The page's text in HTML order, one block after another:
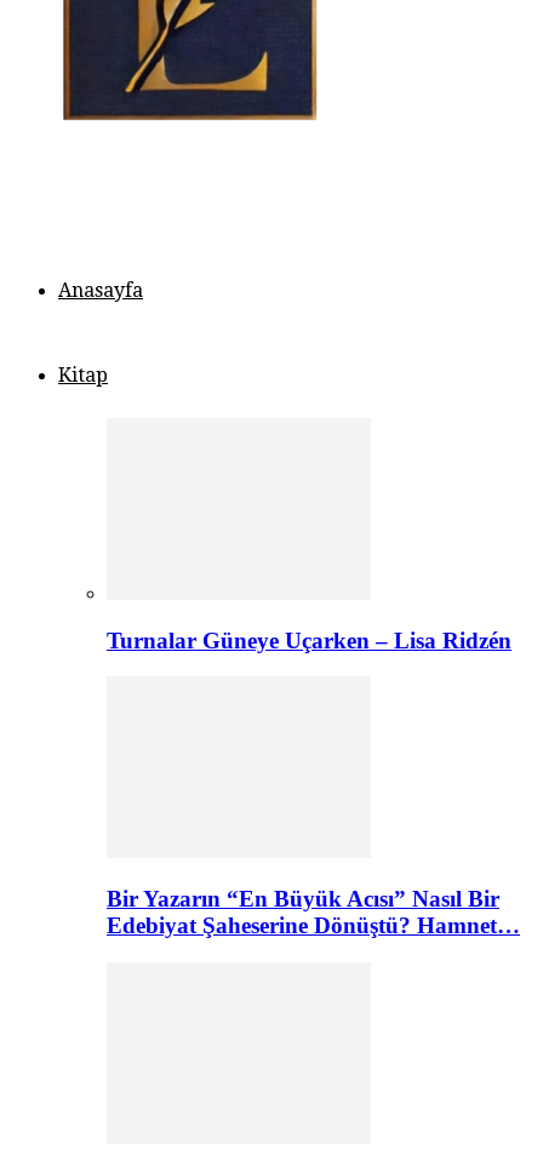
Anasayfa
Kitap
Turnalar Güneye Uçarken – Lisa Ridzén
Bir Yazarın “En Büyük Acısı” Nasıl Bir
Edebiyat Şaheserine Dönüştü? Hamnet…